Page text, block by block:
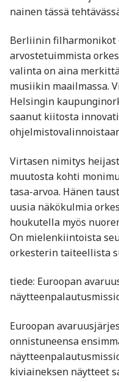
nainen tässä
Berliinin filharmonikot
arvostetuimmista
valinta on aina
musiikin maailmassa.
Helsingin
saanut kiitosta
Virtasen nimitys
muutosta kohti
tasa-arvoa. Hänen
uusia näkökulmia
houkutella myös
On mielenkiintoista
orkesterin taiteellista
tiede: Euroopan
Euroopan
onnistuneensa
kiviaineksen näytteet